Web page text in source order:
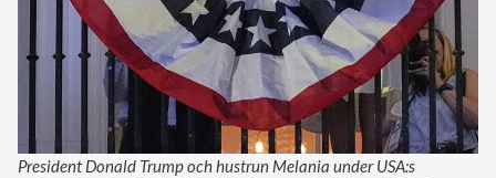
President Donald Trump och hustrun Melania under USA:s